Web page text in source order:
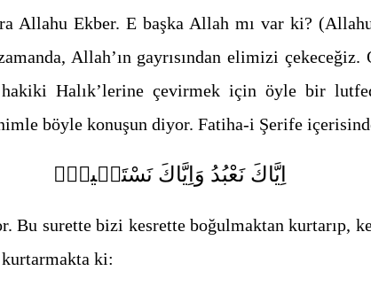
Allahu Ekber. E başka Allah mı var ki?
Allah’ın gayrısından elimizi çekeceğiz.
Halık’lerine çevirmek için öyle bir
böyle konuşun diyor. Fatiha-i Şerife
اِيَّاكَ نَعْبُدُ وَاِيَّاكَ نَسْتَع۪ينُۜ
Bu surette bizi kesrette boğulmaktan kurtarıp,
ki: